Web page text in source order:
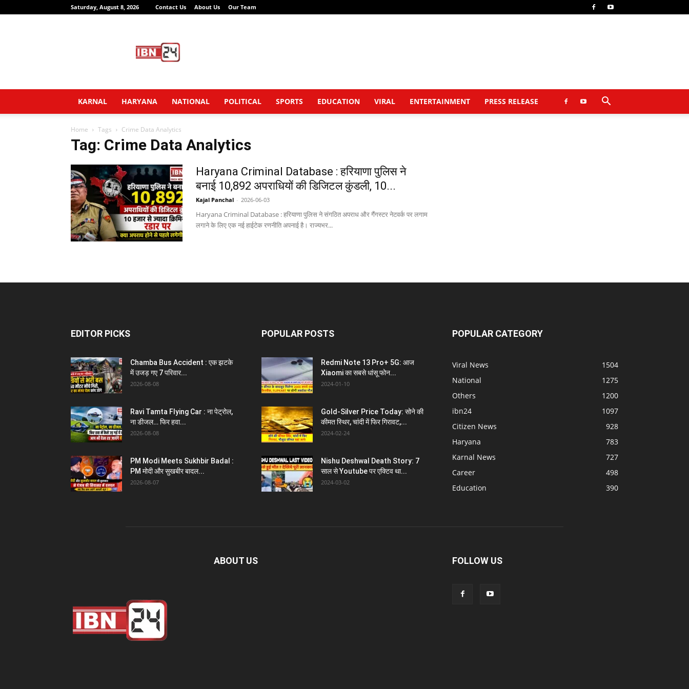
Saturday, August 8, 2026 Contact Us About Us Our Team
News
Network
KARNAL HARYANA NATIONAL POLITICAL SPORTS EDUCATION VIRAL ENTERTAINMENT PRESS RELEASE
Home Tags Crime Data Analytics
Tag: Crime Data Analytics
Haryana Criminal Database : हरियाणा पुलिस ने
बनाई 10,892 अपराधियों की डिजिटल कुंडली, 10...
Kajal Panchal - 2026-06-03
Haryana Criminal Database : हरियाणा पुलिस ने संगठित अपराध और गैंगस्टर नेटवर्क पर लगाम
लगाने के लिए एक नई हाईटेक रणनीति अपनाई है। राज्यभर...
EDITOR PICKS
Chamba Bus Accident : एक झटके
में उजड़ गए 7 परिवार...
2026-08-08
Ravi Tamta Flying Car : ना पेट्रोल,
ना डीजल… फिर हवा...
2026-08-08
PM Modi Meets Sukhbir Badal :
PM मोदी और सुखबीर बादल...
2026-08-07
POPULAR POSTS
Redmi Note 13 Pro+ 5G: आज
Xiaomi का सबसे धांसू फोन...
2024-01-10
Gold-Silver Price Today: सोने की
कीमत स्थिर, चांदी में फिर गिरावट,...
2024-02-24
Nishu Deshwal Death Story: 7
साल से Youtube पर एक्टिव था...
2024-03-02
POPULAR CATEGORY
Viral News
1504
National
1275
Others
1200
ibn24
1097
Citizen News
928
Haryana
783
Karnal News
727
Career
498
Education
390
ABOUT US FOLLOW US